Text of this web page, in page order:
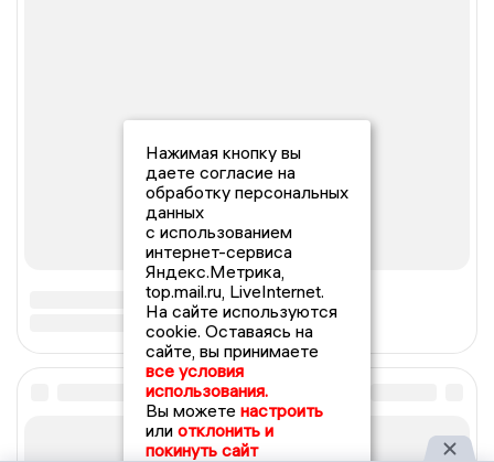
Нажимая кнопку вы
даете согласие на
обработку персональных
данных
с использованием
интернет-сервиса
Яндекс.Метрика,
top.mail.ru, LiveInternet.
На сайте используются
cookie. Оставаясь на
сайте, вы принимаете
все условия
использования.
Вы можете настроить
или отклонить и
покинуть сайт